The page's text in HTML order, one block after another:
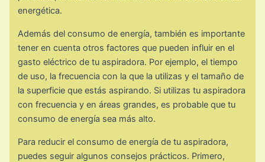
energética.
Además del consumo de energía, también es importante
tener en cuenta otros factores que pueden influir en el
gasto eléctrico de tu aspiradora. Por ejemplo, el tiempo
de uso, la frecuencia con la que la utilizas y el tamaño de
la superficie que estás aspirando. Si utilizas tu aspiradora
con frecuencia y en áreas grandes, es probable que tu
consumo de energía sea más alto.
Para reducir el consumo de energía de tu aspiradora,
puedes seguir algunos consejos prácticos. Primero,